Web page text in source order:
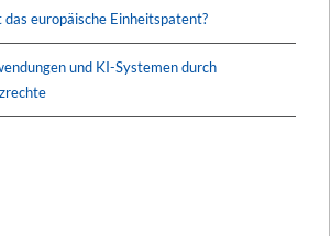
europäische Einheitspatent?
und KI-Systemen durch